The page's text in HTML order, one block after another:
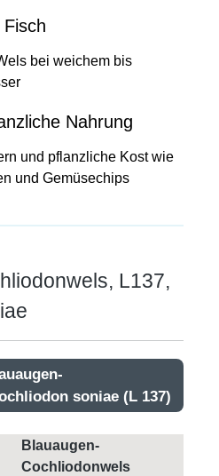
bei weichem bis
Nahrung
und pflanzliche Kost wie
und Gemüsechips
L137,
soniae (L 137)
Blauaugen-
Cochliodonwels